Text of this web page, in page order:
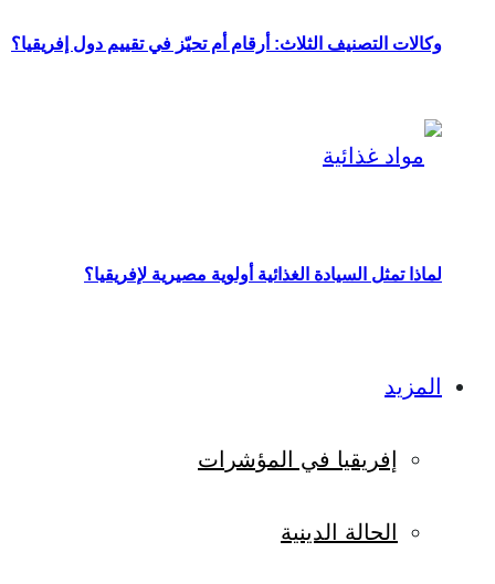
وكالات التصنيف الثلاث: أرقام أم تحيّز في تقييم دول إفريقيا؟
لماذا تمثل السيادة الغذائية أولوية مصيرية لإفريقيا؟
المزيد
إفريقيا في المؤشرات
الحالة الدينية